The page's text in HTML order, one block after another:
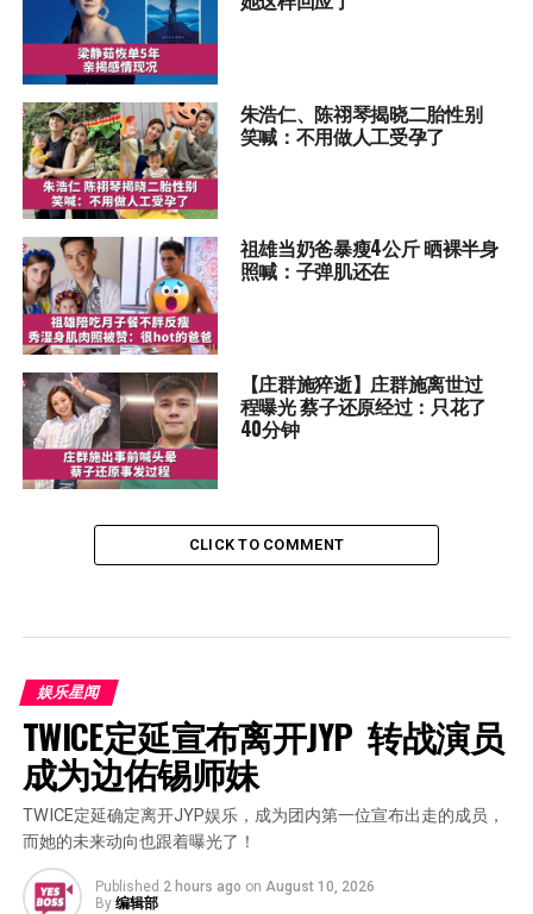
朱浩仁、陈祤琴揭晓二胎性别
笑喊：不用做人工受孕了
祖雄当奶爸暴瘦4公斤 晒裸半身
照喊：子弹肌还在
【庄群施猝逝】庄群施离世过
程曝光 蔡子还原经过：只花了
40分钟
CLICK TO COMMENT
娱乐星闻
TWICE定延宣布离开JYP  转战演员
成为边佑锡师妹
TWICE定延确定离开JYP娱乐，成为团内第一位宣布出走的成员，
而她的未来动向也跟着曝光了！
Published 2 hours ago on August 10, 2026
By 编辑部